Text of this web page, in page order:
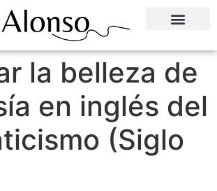
la belleza de
en inglés del
(Siglo